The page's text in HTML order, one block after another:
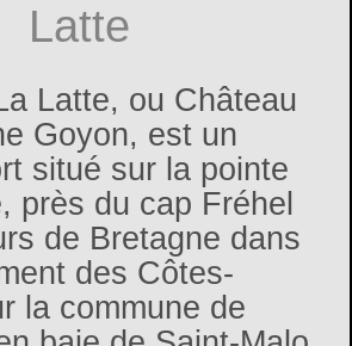
Latte
Latte, ou Château
Goyon, est un
situé sur la pointe
près du cap Fréhel
de Bretagne dans
des Côtes-
la commune de